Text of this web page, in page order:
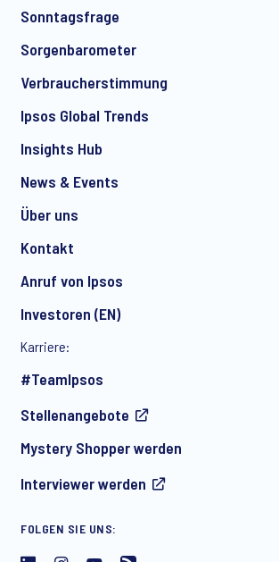
Sonntagsfrage
Sorgenbarometer
Verbraucherstimmung
Ipsos Global Trends
Insights Hub
News & Events
Über uns
Kontakt
Anruf von Ipsos
Investoren (EN)
Karriere:
#TeamIpsos
Stellenangebote
Mystery Shopper werden
Interviewer werden
FOLGEN SIE UNS: